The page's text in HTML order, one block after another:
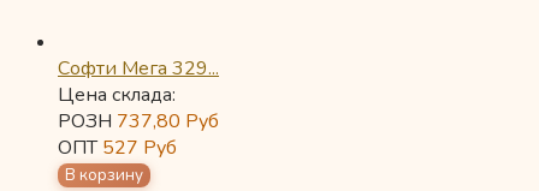
Софти Мега 329...
Цена склада:
РОЗН 737,80 Руб
ОПТ527 Руб